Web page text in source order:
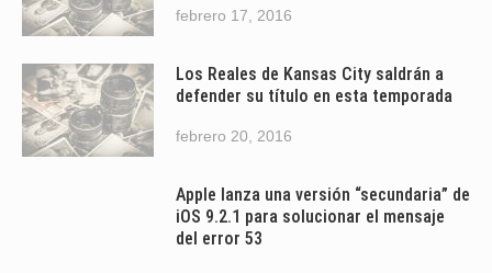
febrero 17, 2016
Los Reales de Kansas City saldrán a
defender su título en esta temporada
febrero 20, 2016
Apple lanza una versión “secundaria” de
iOS 9.2.1 para solucionar el mensaje
del error 53